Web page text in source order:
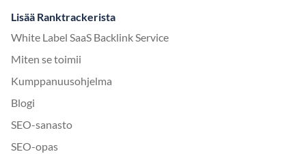
Lisää Ranktrackerista
White Label SaaS Backlink Service
Miten se toimii
Kumppanuusohjelma
Blogi
SEO-sanasto
SEO-opas